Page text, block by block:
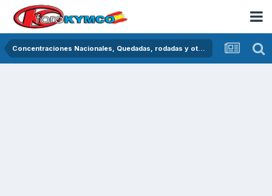
Concentraciones Nacionales, Quedadas, rodadas y otras crónicas del asfalto